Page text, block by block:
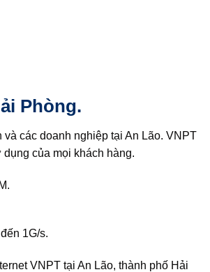
Phòng.
các doanh nghiệp tại An Lão. VNPT
của mọi khách hàng.
1G/s.
VNPT tại An Lão, thành phố Hải